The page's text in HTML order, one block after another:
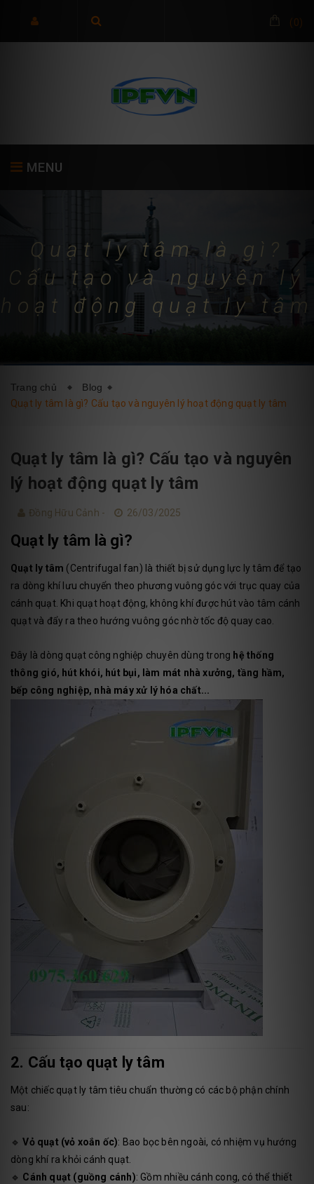
(0)
MENU
GIỚI THIỆU
BLOG LIÊN HỆ
Quạt ly tâm là gì?
Cấu tạo và nguyên lý
hoạt động quạt ly tâm
Trang chủ
Blog
Quạt ly tâm là gì? Cấu tạo và nguyên lý hoạt động quạt ly tâm
Quạt ly tâm là gì? Cấu tạo và nguyên
lý hoạt động quạt ly tâm
Đồng Hữu Cảnh - 26/03/2025
Quạt ly tâm là gì?
Quạt ly tâm (Centrifugal fan) là thiết bị sử dụng lực ly tâm để tạo
ra dòng khí lưu chuyển theo phương vuông góc với trục quay của
cánh quạt. Khi quạt hoạt động, không khí được hút vào tâm cánh
quạt và đẩy ra theo hướng vuông góc nhờ tốc độ quay cao.
Đây là dòng quạt công nghiệp chuyên dùng trong hệ thống
thông gió, hút khói, hút bụi, làm mát nhà xưởng, tầng hầm,
bếp công nghiệp, nhà máy xử lý hóa chất...
2. Cấu tạo quạt ly tâm
Một chiếc quạt ly tâm tiêu chuẩn thường có các bộ phận chính
sau:
🔹Vỏ quạt (vỏ xoắn ốc): Bao bọc bên ngoài, có nhiệm vụ hướng
dòng khí ra khỏi cánh quạt.
🔹 Cánh quạt (guồng cánh): Gồm nhiều cánh cong, có thể thiết